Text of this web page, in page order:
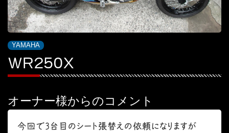
YAMAHA
WR250X
オーナー様からのコメント
今回で3台目のシート張替えの依頼になりますが